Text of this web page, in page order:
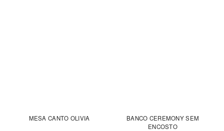
MESA CANTO OLIVIA
BANCO CEREMONY SEM
ENCOSTO